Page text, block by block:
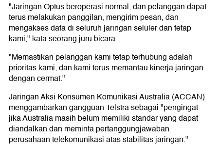
"Jaringan Optus beroperasi normal, dan pelanggan dapat
terus melakukan panggilan, mengirim pesan, dan
mengakses data di seluruh jaringan seluler dan tetap
kami," kata seorang juru bicara.
"Memastikan pelanggan kami tetap terhubung adalah
prioritas kami, dan kami terus memantau kinerja jaringan
dengan cermat."
Jaringan Aksi Konsumen Komunikasi Australia (ACCAN)
menggambarkan gangguan Telstra sebagai "pengingat
jika Australia masih belum memiliki standar yang dapat
diandalkan dan meminta pertanggungjawaban
perusahaan telekomunikasi atas stabilitas jaringan."